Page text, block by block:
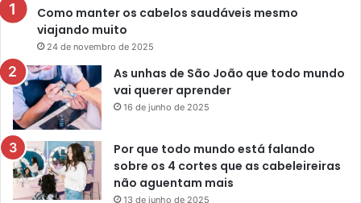
Como manter os cabelos saudáveis mesmo
viajando muito
24 de novembro de 2025
As unhas de São João que todo mundo
vai querer aprender
16 de junho de 2025
Por que todo mundo está falando
sobre os 4 cortes que as cabeleireiras
não aguentam mais
13 de junho de 2025